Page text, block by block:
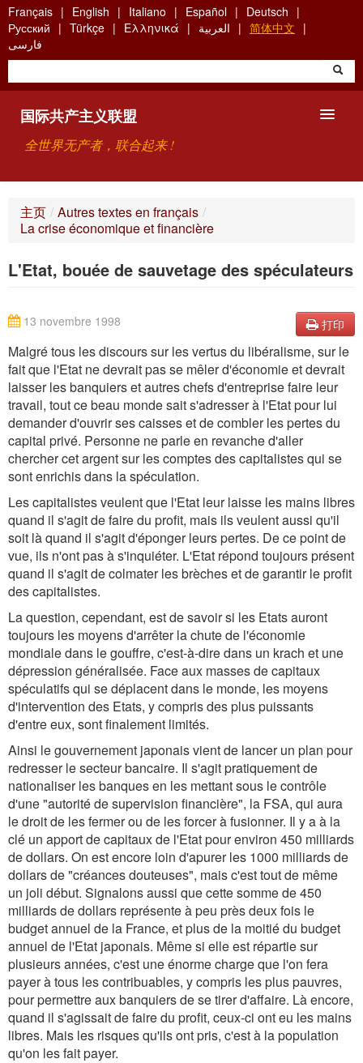
Skip
to
main
content
Français English Italiano Español
Deutsch
Русский
Türkçe Ελληνικά العربية
简体中文
فارسی
国际共产主义联盟
全世界无产者，联合起来 !
关于国际共产主义联盟（ICU）
搜索
主页 / Autres textes en français /
La crise économique et financière
L'Etat, bouée de sauvetage des spéculateurs
打印
13 novembre 1998
Malgré tous les discours sur les vertus du libéralisme, sur le
fait que l'Etat ne devrait pas se mêler d'économie et devrait
laisser les banquiers et autres chefs d'entreprise faire leur
travail, tout ce beau monde sait s'adresser à l'Etat pour lui
demander d'ouvrir ses caisses et de combler les pertes du
capital privé. Personne ne parle en revanche d'aller
chercher cet argent sur les comptes des capitalistes qui se
sont enrichis dans la spéculation.
Les capitalistes veulent que l'Etat leur laisse les mains libres
quand il s'agit de faire du profit, mais ils veulent aussi qu'il
soit là quand il s'agit d'éponger leurs pertes. De ce point de
vue, ils n'ont pas à s'inquiéter. L'Etat répond toujours présent
quand il s'agit de colmater les brèches et de garantir le profit
des capitalistes.
La question, cependant, est de savoir si les Etats auront
toujours les moyens d'arrêter la chute de l'économie
mondiale dans le gouffre, c'est-à-dire dans un krach et une
dépression généralisée. Face aux masses de capitaux
spéculatifs qui se déplacent dans le monde, les moyens
d'intervention des Etats, y compris des plus puissants
d'entre eux, sont finalement limités.
Ainsi le gouvernement japonais vient de lancer un plan pour
redresser le secteur bancaire. Il s'agit pratiquement de
nationaliser les banques en les mettant sous le contrôle
d'une "autorité de supervision financière", la FSA, qui aura
le droit de les fermer ou de les forcer à fusionner. Il y a à la
clé un apport de capitaux de l'Etat pour environ 450 milliards
de dollars. On est encore loin d'apurer les 1000 milliards de
dollars de "créances douteuses", mais c'est tout de même
un joli début. Signalons aussi que cette somme de 450
milliards de dollars représente à peu près deux fois le
budget annuel de la France, et plus de la moitié du budget
annuel de l'Etat japonais. Même si elle est répartie sur
plusieurs années, c'est une énorme charge que l'on fera
payer à tous les contribuables, y compris les plus pauvres,
pour permettre aux banquiers de se tirer d'affaire. Là encore,
quand il s'agissait de faire du profit, ceux-ci ont eu les mains
libres. Mais les risques qu'ils ont pris, c'est à la population
qu'on les fait payer.